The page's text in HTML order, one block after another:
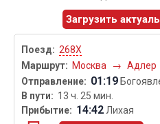
Загрузить
268Х
Москва
→ Адлер
01:19
13 ч. 25 мин.
14:42Лихая